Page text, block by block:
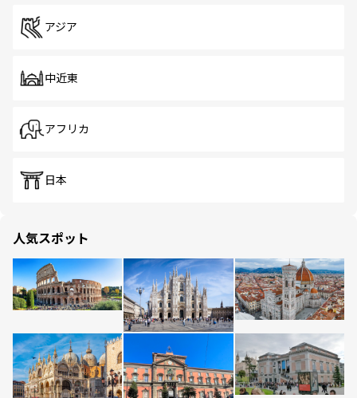
アジア
中近東
アフリカ
日本
人気スポット